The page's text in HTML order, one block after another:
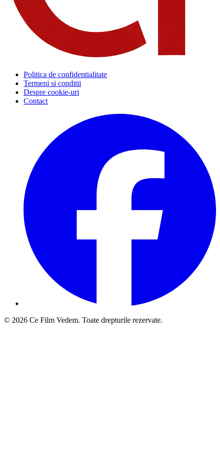
Politica de confidentialitate
Termeni si conditii
Despre cookie-uri
Contact
© 2026 Ce Film Vedem. Toate drepturile rezervate.